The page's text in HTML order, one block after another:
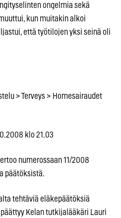
ongelmia sekä
kun muitakin alkoi
että työtilojen yksi seinä oli
> Terveys > Homesairaudet
klo 21.03
numerossaan 11/2008
päätöksistä.
tehtäviä eläkepäätöksiä
Kelan tutkijalääkäri Lauri